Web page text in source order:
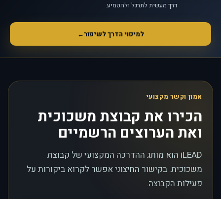
דרך מעשית לתרגל ולהטמיע.
למיפוי הדרך לשיפור←
אמון וקשר מקצועי
הכירו את קבוצת משכוכית
ואת הערוצים הרשמיים
iLEAD הוא מותג ההדרכה המקצועי של קבוצת
משכוכית. בקישור החיצוני אפשר לקרוא ביקורות על
פעילות הקבוצה.